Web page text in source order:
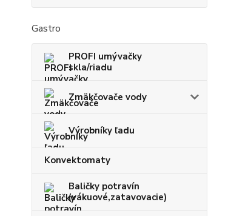
Gastro
PROFI umývačky
skla/riadu
Zmäkčovače vody
Výrobníky ľadu
Konvektomaty
Baličky potravín
(vákuové,zatavovacie)